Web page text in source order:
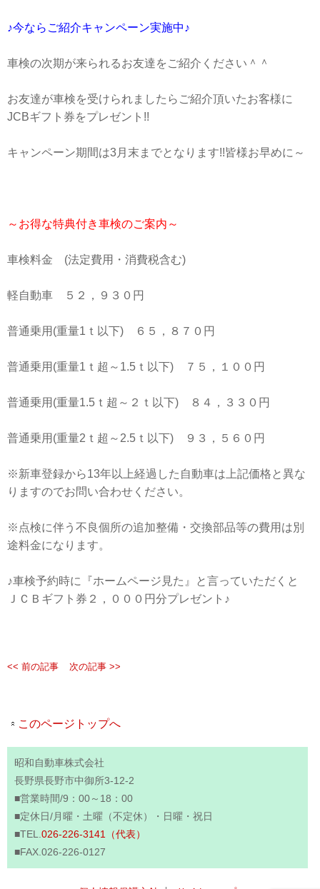
♪今ならご紹介キャンペーン実施中♪
車検の次期が来られるお友達をご紹介ください＾＾
お友達が車検を受けられましたらご紹介頂いたお客様に
JCBギフト券をプレゼント!!
キャンペーン期間は3月末までとなります!!皆様お早めに～
～お得な特典付き車検のご案内～
車検料金 (法定費用・消費税含む)
軽自動車 ５２，９３０円
普通乗用(重量1ｔ以下) ６５，８７０円
普通乗用(重量1ｔ超～1.5ｔ以下) ７５，１００円
普通乗用(重量1.5ｔ超～２ｔ以下) ８４，３３０円
普通乗用(重量2ｔ超～2.5ｔ以下) ９３，５６０円
※新車登録から13年以上経過した自動車は上記価格と異な
りますのでお問い合わせください。
※点検に伴う不良個所の追加整備・交換部品等の費用は別
途料金になります。
♪車検予約時に『ホームページ見た』と言っていただくと
ＪＣＢギフト券２，０００円分プレゼント♪
<< 前の記事 次の記事 >>
このページトップへ
昭和自動車株式会社
長野県長野市中御所3-12-2
■営業時間/9：00～18：00
■定休日/月曜・土曜（不定休）・日曜・祝日
■TEL. 026-226-3141（代表）
■FAX.026-226-0127